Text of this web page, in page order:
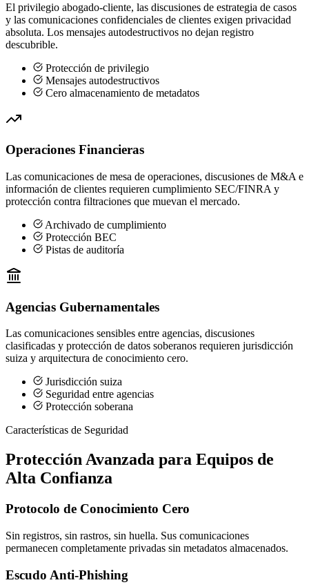
El privilegio abogado-cliente, las discusiones de estrategia de casos
y las comunicaciones confidenciales de clientes exigen privacidad
absoluta. Los mensajes autodestructivos no dejan registro
descubrible.
Protección de privilegio
Mensajes autodestructivos
Cero almacenamiento de metadatos
Operaciones Financieras
Las comunicaciones de mesa de operaciones, discusiones de M&A e
información de clientes requieren cumplimiento SEC/FINRA y
protección contra filtraciones que muevan el mercado.
Archivado de cumplimiento
Protección BEC
Pistas de auditoría
Agencias Gubernamentales
Las comunicaciones sensibles entre agencias, discusiones
clasificadas y protección de datos soberanos requieren jurisdicción
suiza y arquitectura de conocimiento cero.
Jurisdicción suiza
Seguridad entre agencias
Protección soberana
Características de Seguridad
Protección Avanzada para Equipos de
Alta Confianza
Protocolo de Conocimiento Cero
Sin registros, sin rastros, sin huella. Sus comunicaciones
permanecen completamente privadas sin metadatos almacenados.
Escudo Anti-Phishing